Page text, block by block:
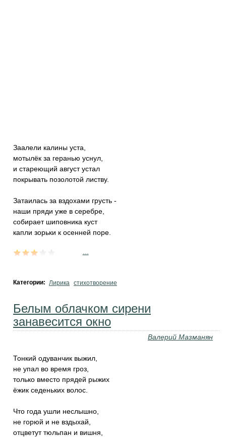
Заалели калины уста,
мотылёк за геранью уснул,
и стареющий август устал
покрывать позолотой листву.
Затаилась за вздохами грусть -
наши пряди уже в серебре,
собирает шиповника куст
капли зорьки к осенней поре.
Категории: Лирика стихотворение
Белым облачком сирени
занавесится окно
Валерий Мазманян
Тонкий одуванчик выжил,
не упал во время гроз,
только вместо прядей рыжих
ёжик седеньких волос.
Что года ушли неслышно,
не горюй и не вздыхай,
отцветут тюльпан и вишня,